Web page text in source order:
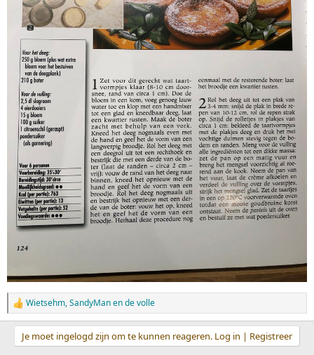
W
a
a
Wietsehm,SandyManende volle
Je moet ingelogd zijn om te kunnen reageren. Log in | Registreer